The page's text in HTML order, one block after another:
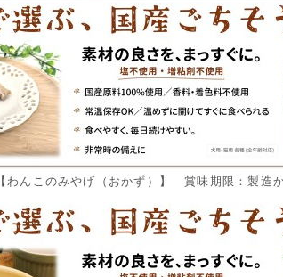
【わんこのみやげ（おかず）】 賞味期限：製造